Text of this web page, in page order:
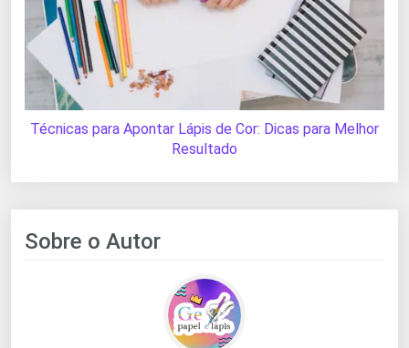
Técnicas para Apontar Lápis de Cor: Dicas para Melhor
Resultado
Sobre o Autor